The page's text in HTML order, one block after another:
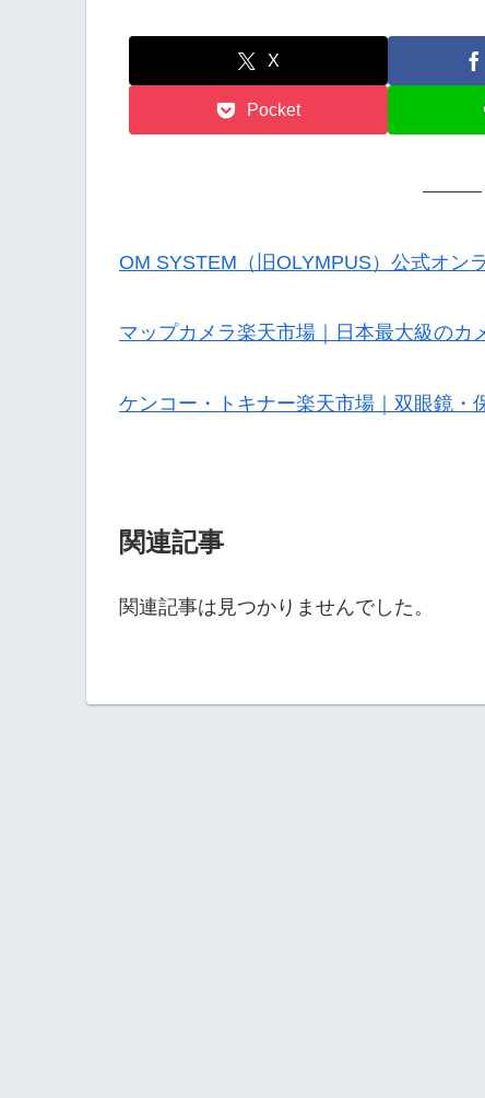
X
Pocket
OM SYSTEM（旧OLYMPUS）公式オン
マップカメラ楽天市場｜日本最大級のカ
ケンコー・トキナー楽天市場｜双眼鏡・
関連記事
関連記事は見つかりませんでした。